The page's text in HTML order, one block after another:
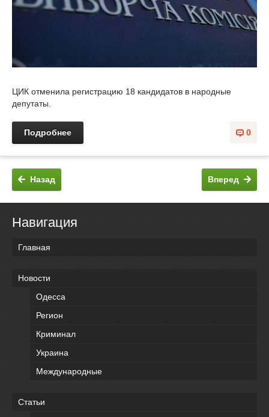
ЦИК отменила регистрацию 18 кандидатов в народные
депутаты.
0
Подробнее
Вперед
Назад
Навигация
Главная
Новости
Одесса
Регион
Криминал
Украина
Международные
Статьи